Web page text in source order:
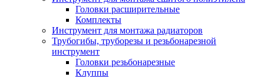
Головки расширительные
Комплекты
Инструмент для монтажа радиаторов
Трубогибы, труборезы и резьбонарезной
инструмент
Головки резьбонарезные
Клуппы